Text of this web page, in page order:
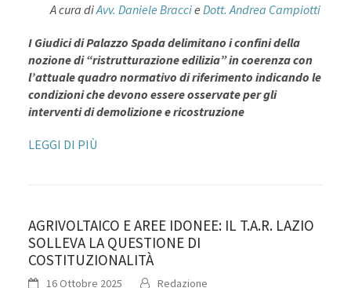
A cura diAvv. Daniele BraccieDott. Andrea Campiotti
I Giudici di Palazzo Spada delimitano i confini della
nozione di “ristrutturazione edilizia” in coerenza con
l’attuale quadro normativo di riferimento indicando le
condizioni che devono essere osservate per gli
interventi di demolizione e ricostruzione
LEGGI DI PIÙ
AGRIVOLTAICO E AREE IDONEE: IL T.A.R. LAZIO
SOLLEVA LA QUESTIONE DI
COSTITUZIONALITÀ
16 Ottobre 2025
Redazione